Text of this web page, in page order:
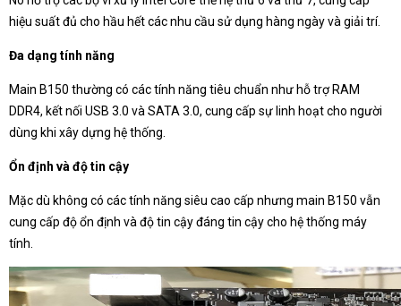
hiệu suất đủ cho hầu hết các nhu cầu sử dụng hàng ngày và giải trí.
Đa dạng tính năng
Main B150 thường có các tính năng tiêu chuẩn như hỗ trợ RAM
DDR4, kết nối USB 3.0 và SATA 3.0, cung cấp sự linh hoạt cho người
dùng khi xây dựng hệ thống.
Ổn định và độ tin cậy
Mặc dù không có các tính năng siêu cao cấp nhưng main B150 vẫn
cung cấp độ ổn định và độ tin cậy đáng tin cậy cho hệ thống máy
tính.